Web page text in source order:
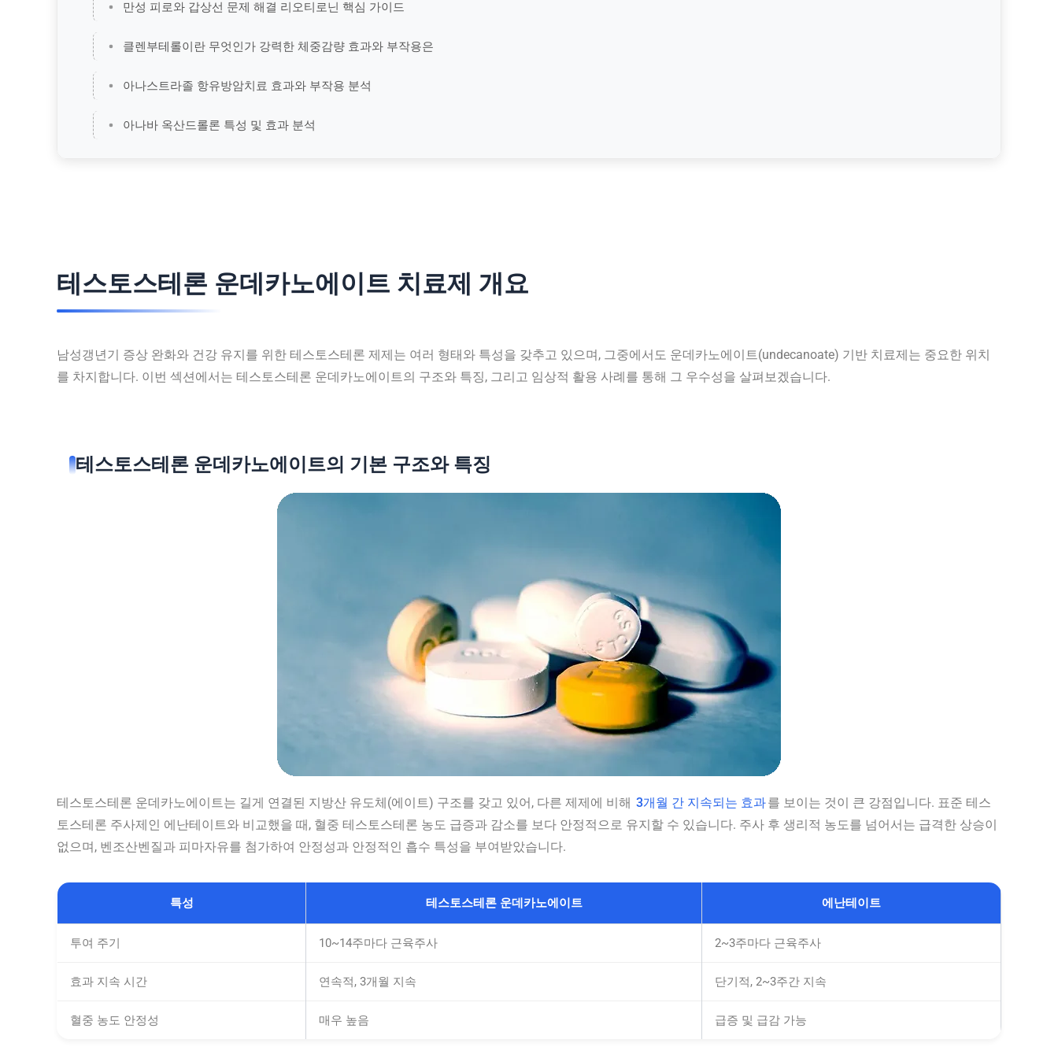
만성 피로와 갑상선 문제 해결 리오티로닌 핵심 가이드
클렌부테롤이란 무엇인가 강력한 체중감량 효과와 부작용은
아나스트라졸 항유방암치료 효과와 부작용 분석
아나바 옥산드롤론 특성 및 효과 분석
테스토스테론 운데카노에이트 치료제 개요
남성갱년기 증상 완화와 건강 유지를 위한 테스토스테론 제제는 여러 형태와 특성을 갖추고 있으며, 그중에서도 운데카노에이트(undecanoate) 기반 치료제는 중요한 위치
를 차지합니다. 이번 섹션에서는 테스토스테론 운데카노에이트의 구조와 특징, 그리고 임상적 활용 사례를 통해 그 우수성을 살펴보겠습니다.
테스토스테론 운데카노에이트의 기본 구조와 특징
테스토스테론 운데카노에이트는 길게 연결된 지방산 유도체(에이트) 구조를 갖고 있어, 다른 제제에 비해 3개월 간 지속되는 효과를 보이는 것이 큰 강점입니다. 표준 테스
토스테론 주사제인 에난테이트와 비교했을 때, 혈중 테스토스테론 농도 급증과 감소를 보다 안정적으로 유지할 수 있습니다. 주사 후 생리적 농도를 넘어서는 급격한 상승이
없으며, 벤조산벤질과 피마자유를 첨가하여 안정성과 안정적인 흡수 특성을 부여받았습니다.
특성 테스토스테론 운데카노에이트 에난테이트
투여 주기 10~14주마다 근육주사 2~3주마다 근육주사
효과 지속 시간 연속적, 3개월 지속 단기적, 2~3주간 지속
혈중 농도 안정성 매우 높음 급증 및 급감 가능